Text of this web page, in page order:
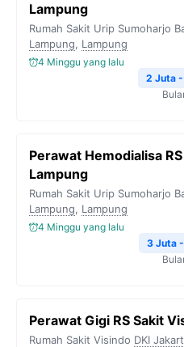
Lampung
Rumah Sakit Urip Sumoharjo
Lampung, Lampung
4 Minggu yang lalu
2 Juta
Perawat Hemodialisa
Lampung
Rumah Sakit Urip Sumoharjo
Lampung, Lampung
4 Minggu yang lalu
3 Juta
Perawat Gigi RS Sakit
Rumah Sakit Visindo DKI